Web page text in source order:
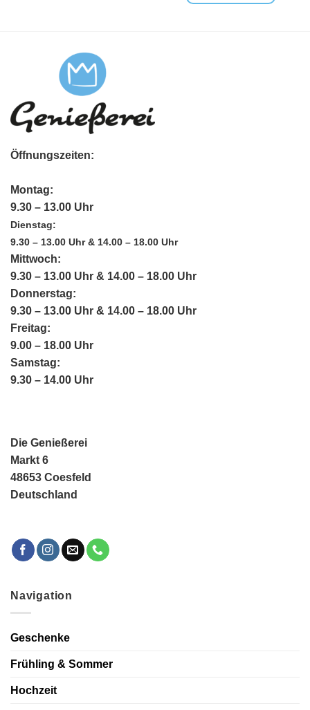
Öffnungszeiten:
Montag:
9.30 – 13.00 Uhr
Dienstag:
9.30 – 13.00 Uhr & 14.00 – 18.00 Uhr
Mittwoch:
9.30 – 13.00 Uhr & 14.00 – 18.00 Uhr
Donnerstag:
9.30 – 13.00 Uhr & 14.00 – 18.00 Uhr
Freitag:
9.00 – 18.00 Uhr
Samstag:
9.30 – 14.00 Uhr
Die Genießerei
Markt 6
48653 Coesfeld
Deutschland
Navigation
Geschenke
Frühling & Sommer
Hochzeit